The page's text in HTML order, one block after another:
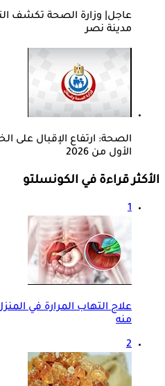
عاجل| وزارة الصحة تكشف
مدينة نصر
الأول من 2026
الأكثر قراءة في الكونسلتو
1
علاج التهاب المرارة في
منه
2